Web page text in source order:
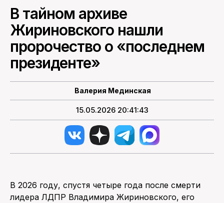
В тайном архиве
Жириновского нашли
пророчество о «последнем
президенте»
Валерия Мединская
15.05.2026 20:41:43
В 2026 году, спустя четыре года после смерти
лидера ЛДПР Владимира Жириновского, его